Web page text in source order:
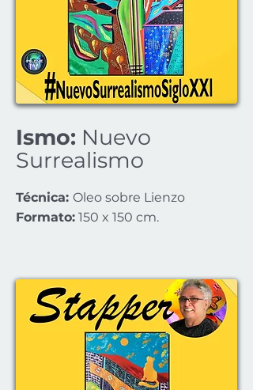
Ismo: Nuevo
Surrealismo
Técnica: Oleo sobre Lienzo
Formato: 150 x 150 cm.